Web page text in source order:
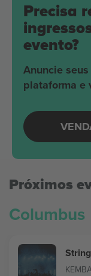
Precisa
evento?
Anuncie
plataforma e
Próximos
Columbus